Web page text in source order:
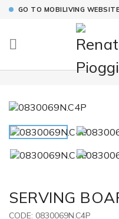
GO TO MOBILIVING WEBSITE

SERVING
CODE: 0830069N.C4P